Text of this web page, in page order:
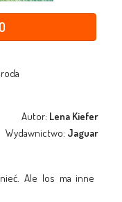
Autor: Lena Kiefer
Wydawnictwo: Jaguar
Ale los ma inne